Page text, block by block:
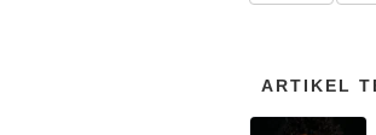
ARTIKEL